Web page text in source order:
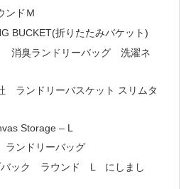
ンドＭ
BUCKET(折りたたみバケット)
消臭ランドリーバッグ 洗濯ネ
ランドリーバスケット スリムタ
Storage – L
ンドリーバッグ
バック ラウンド L にしまし